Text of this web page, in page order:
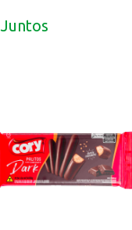
e padarias.